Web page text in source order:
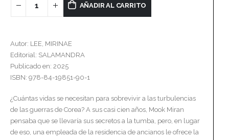
AÑADIR AL CARRITO
Autor: LEE, MIRINAE
Editorial: SALAMANDRA
Publicado en: 2025
ISBN: 978-84-19851-90-1
¿Cuántas vidas se necesitan para sobrevivir a las turbulencias
de las guerras de Corea? A sus casi cien años, Mook Miran
pensaba que se llevaría sus secretos a la tumba, pero, en lugar
de eso, una empleada de la residencia de ancianos le ofrece la